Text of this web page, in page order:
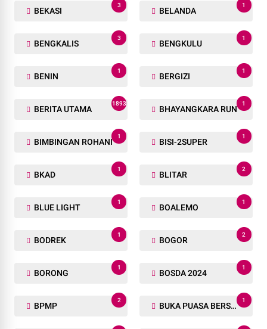
BEKASI
3
BELANDA
1
BENGKALIS
3
BENGKULU
1
BENIN
1
BERGIZI
1
BERITA UTAMA
1893
BHAYANGKARA RUN
1
BIMBINGAN ROHANI
1
BISI-2SUPER
1
BKAD
1
BLITAR
2
BLUE LIGHT
1
BOALEMO
1
BODREK
1
BOGOR
2
BORONG
1
BOSDA 2024
1
BPMP
2
BUKA PUASA BERSAMA
1